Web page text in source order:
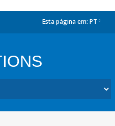
Esta página em: PT